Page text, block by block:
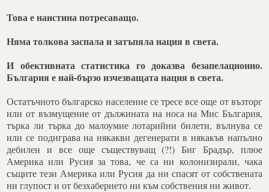
Това е наистина потресаващо.
Няма толкова заспала и затъпяла нация в света.
И обективната статистика го доказва безапелационно.
България е най-бързо изчезващата нация в света.
Остатъчното българско население се тресе все още от възторг
или от възмущение от дължината на носа на Мис България,
търка ли търка до малоумие лотарийни билети, вълнува се
или се подиграва на някакви дегенерати в някакъв напълно
дебилен и все още съществуващ (?!) Биг Брадър, плюе
Америка или Русия за това, че са ни колонизирали, чака
същите тези Америка или Русия да ни спасят от собствената
ни глупост и от безхаберието ни към собствения ни живот.